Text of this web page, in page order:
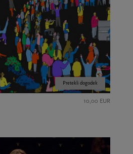
Pretekli dogodek
10,00 EUR